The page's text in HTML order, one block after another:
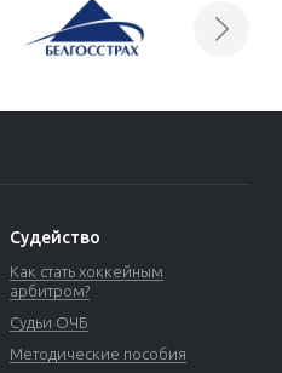
Судейство
Как стать хоккейным
арбитром?
Судьи ОЧБ
Методические пособия